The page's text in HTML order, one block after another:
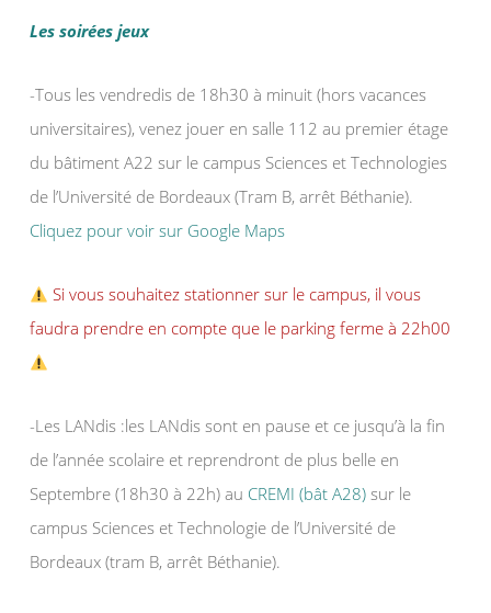
Les soirées jeux
-Tous les vendredis de 18h30 à minuit (hors vacances
universitaires), venez jouer en salle 112 au premier étage
du bâtiment A22 sur le campus Sciences et Technologies
de l’Université de Bordeaux (Tram B, arrêt Béthanie).
Cliquez pour voir sur Google Maps
Si vous souhaitez stationner sur le campus, il vous
faudra prendre en compte que le parking ferme à 22h00
-Les LANdis :les LANdis sont en pause et ce jusqu’à la fin
de l’année scolaire et reprendront de plus belle en
Septembre (18h30 à 22h) au CREMI (bât A28) sur le
campus Sciences et Technologie de l’Université de
Bordeaux (tram B, arrêt Béthanie).